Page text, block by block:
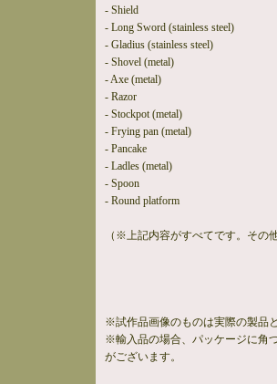
- Shield
- Long Sword (stainless steel)
- Gladius (stainless steel)
- Shovel (metal)
- Axe (metal)
- Razor
- Stockpot (metal)
- Frying pan (metal)
- Pancake
- Ladles (metal)
- Spoon
- Round platform
（※上記内容がすべてです。その
※試作品画像のものは実際の製品
※輸入品の場合、パッケージに角
がございます。